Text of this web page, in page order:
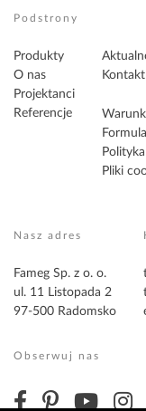
Podstrony
Produkty
O nas
Projektanci
Referencje
Kontakt
Pliki
Nasz adres
Fameg Sp. z o. o.
ul. 11 Listopada 2
97-500 Radomsko
Obserwuj nas